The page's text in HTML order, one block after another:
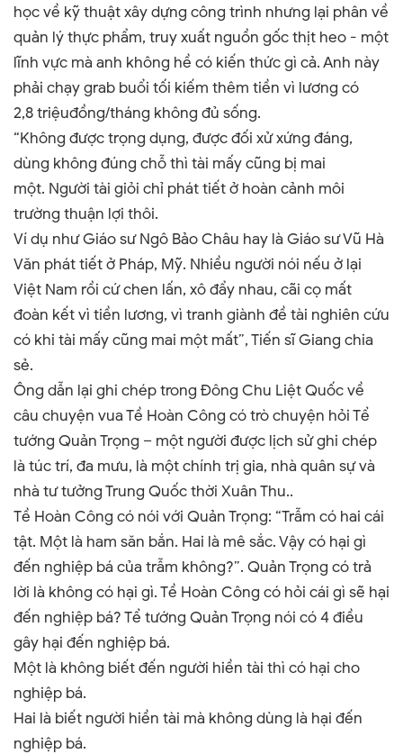
học về kỹ thuật xây dựng công trình nhưng lại phân về
quản lý thực phẩm, truy xuất nguồn gốc thịt heo - một
lĩnh vực mà anh không hề có kiến thức gì cả.Anh này
phải chạy grab buổi tối kiếm thêm tiền vì lương có
2,8triệuđồng/tháng không đủ sống.
“Không được trọng dụng, được đối xử xứng đáng,
dùng không đúng chỗ thì tài mấy cũng bị mai
một. Người tài giỏi chỉ phát tiết ở hoàn cảnh môi
trường thuận lợi thôi.
Ví dụ như Giáo sư Ngô Bảo Châu hay là Giáo sư Vũ Hà
Văn phát tiết ở Pháp, Mỹ. Nhiều người nói nếu ở lại
Việt Nam rồi cứ chen lấn, xô đẩy nhau, cãi cọ mất
đoàn kết vì tiền lương, vì tranh giành đề tài nghiên cứu
có khi tài mấy cũng mai một mất”, Tiến sĩ Giang chia
sẻ.
Ông dẫn lại ghi chép trong Đông Chu Liệt Quốc về
câu chuyện vua Tề Hoàn Công có trò chuyện hỏi Tể
tướng Quản Trọng – một người được lịch sử ghi chép
là túc trí, đa mưu, là một chính trị gia, nhà quân sự và
nhà tư tưởng Trung Quốc thời Xuân Thu..
Tề Hoàn Công có nói với Quản Trọng: “Trẫm có hai cái
tật. Một là ham săn bắn. Hai là mê sắc. Vậy có hại gì
đến nghiệp bá của trẫm không?”. Quản Trọng có trả
lời là không có hại gì. Tề Hoàn Công có hỏi cái gì sẽ hại
đến nghiệp bá?Tể tướng Quản Trọng nói có 4 điều
gây hại đến nghiệp bá.
Một là không biết đến người hiền tài thì có hại cho
nghiệp bá.
Hai là biết người hiền tài mà không dùng là hại đến
nghiệp bá.